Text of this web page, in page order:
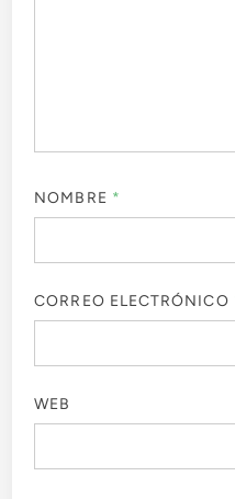
NOMBRE *
CORREO ELECTRÓNICO
WEB